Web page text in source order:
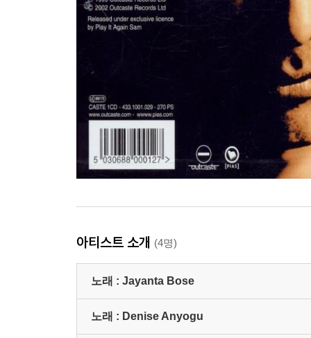
아티스트 소개 (4명)
노래 : Jayanta Bose
노래 : Denise Anyogu